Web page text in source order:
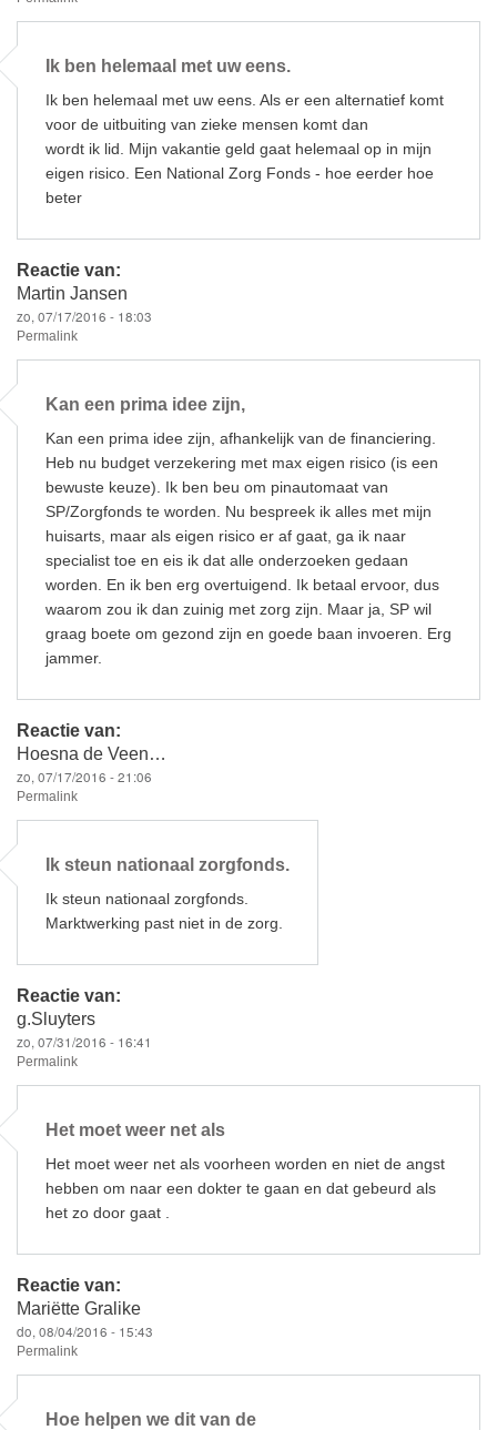
Ik ben helemaal met uw eens.
Ik ben helemaal met uw eens. Als er een alternatief komt
voor de uitbuiting van zieke mensen komt dan
wordt ik lid. Mijn vakantie geld gaat helemaal op in mijn
eigen risico. Een National Zorg Fonds - hoe eerder hoe
beter
Reactie van:
Martin Jansen
zo, 07/17/2016 - 18:03
Permalink
Kan een prima idee zijn,
Kan een prima idee zijn, afhankelijk van de financiering.
Heb nu budget verzekering met max eigen risico (is een
bewuste keuze). Ik ben beu om pinautomaat van
SP/Zorgfonds te worden. Nu bespreek ik alles met mijn
huisarts, maar als eigen risico er af gaat, ga ik naar
specialist toe en eis ik dat alle onderzoeken gedaan
worden. En ik ben erg overtuigend. Ik betaal ervoor, dus
waarom zou ik dan zuinig met zorg zijn. Maar ja, SP wil
graag boete om gezond zijn en goede baan invoeren. Erg
jammer.
Reactie van:
Hoesna de Veen…
zo, 07/17/2016 - 21:06
Permalink
Ik steun nationaal zorgfonds.
Ik steun nationaal zorgfonds.
Marktwerking past niet in de zorg.
Reactie van:
g.Sluyters
zo, 07/31/2016 - 16:41
Permalink
Het moet weer net als
Het moet weer net als voorheen worden en niet de angst
hebben om naar een dokter te gaan en dat gebeurd als
het zo door gaat .
Reactie van:
Mariëtte Gralike
do, 08/04/2016 - 15:43
Permalink
Hoe helpen we dit van de